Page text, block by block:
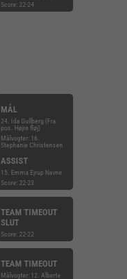
Score: 22-24
MÅL
24. Ida Gullberg (Fra
pos. Højre fløj)
Målvogter: 16.
Stephanie Christensen
ASSIST
15. Emma Ejrup Navne
Score: 22-23
TEAM TIMEOUT
SLUT
Score: 22-22
TEAM TIMEOUT
Målvogter: 12. Alberte